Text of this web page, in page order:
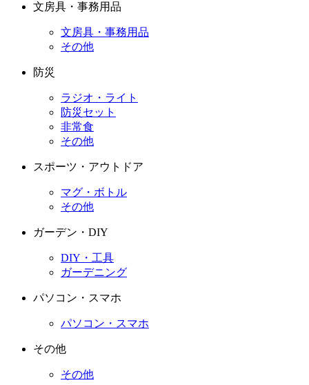
文房具・事務用品
文房具・事務用品
その他
防災
ラジオ・ライト
防災セット
非常食
その他
スポーツ・アウトドア
マグ・ボトル
その他
ガーデン・DIY
DIY・工具
ガーデニング
パソコン・スマホ
パソコン・スマホ
その他
その他